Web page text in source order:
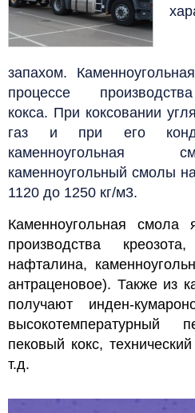
запахом.
процессе
кокса. При коксовании
газ и при его
каменноугольная
каменноугольный смолы
1120 до 1250 кг/м3.
Каменноугольная смола
производства
нафталина,
антраценовое). Также из
получают инден-
пековый кокс,
т.д.